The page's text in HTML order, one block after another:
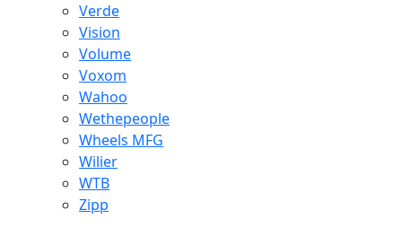
Verde
Vision
Volume
Voxom
Wahoo
Wethepeople
Wheels MFG
Wilier
WTB
Zipp